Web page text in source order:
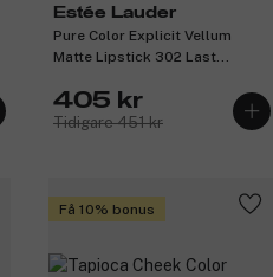
Estée Lauder
Pure Color Explicit Vellum
Matte Lipstick 302 Last
405 kr
Tidigare 451 kr
Få 10% bonus